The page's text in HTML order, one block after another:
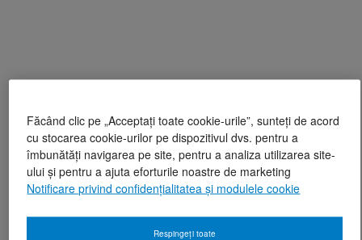
Făcând clic pe „Acceptați toate cookie-urile”, sunteți de acord
cu stocarea cookie-urilor pe dispozitivul dvs. pentru a
îmbunătăți navigarea pe site, pentru a analiza utilizarea site-
ului și pentru a ajuta eforturile noastre de marketing
Notificare privind confidențialitatea și modulele cookie
Respingeți toate